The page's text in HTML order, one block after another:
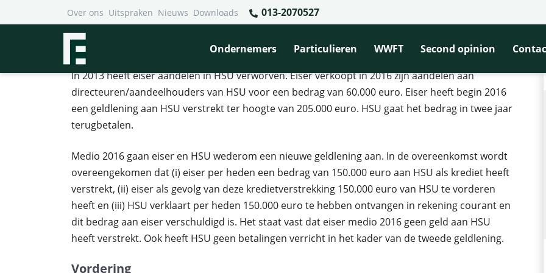
Over ons Uitspraken Nieuws Downloads 013-2070527
Ondernemers Particulieren WWFT Second opinion
Financieel Recht Advocaten>Uitspraken>Geldgever heeft geen geld ter beschikking gesteld
Geldgever heeft geen geld ter beschikking gesteld
In 2013 heeft eiser aandelen in HSU verworven. Eiser verkoopt in 2016 zijn aandelen aan
directeuren/aandeelhouders van HSU voor een bedrag van 60.000 euro. Eiser heeft begin 2016
een geldlening aan HSU verstrekt ter hoogte van 205.000 euro. HSU gaat het bedrag in twee jaar
terugbetalen.
Medio 2016 gaan eiser en HSU wederom een nieuwe geldlening aan. In de overeenkomst wordt
overeengekomen dat (i) eiser per heden een bedrag van 150.000 euro aan HSU als krediet heeft
verstrekt, (ii) eiser als gevolg van deze kredietverstrekking 150.000 euro van HSU te vorderen
heeft en (iii) HSU verklaart per heden 150.000 euro te hebben ontvangen in rekening courant en
dit bedrag aan eiser verschuldigd is. Het staat vast dat eiser medio 2016 geen geld aan HSU
heeft verstrekt. Ook heeft HSU geen betalingen verricht in het kader van de tweede geldlening.
Vordering